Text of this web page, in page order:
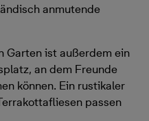
anmutende
Garten ist außerdem ein
an dem Freunde
können. Ein rustikaler
passen